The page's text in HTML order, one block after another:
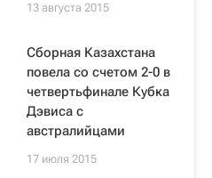
13 августа 2015
Сборная Казахстана
повела со счетом 2-0 в
четвертьфинале Кубка
Дэвиса с
австралийцами
17 июля 2015